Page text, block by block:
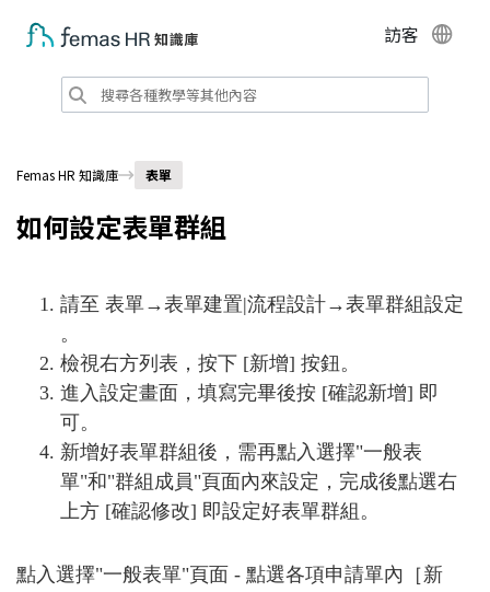
訪客
Femas HR 知識庫 表單
如何設定表單群組
請至 表單→表單建置|流程設計→表單群組設定
。
檢視右方列表，按下 [新增] 按鈕。
進入設定畫面，填寫完畢後按 [確認新增] 即
可。
新增好表單群組後，需再點入選擇"一般表
單"和"群組成員"頁面內來設定，完成後點選右
上方 [確認修改] 即設定好表單群組。
點入選擇"一般表單"頁面 - 點選各項申請單內［新